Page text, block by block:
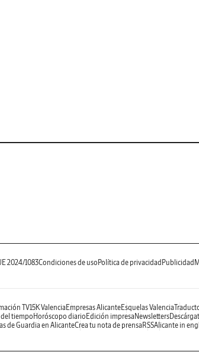
2024/1083Condiciones de uso Política de privacidad Publicidad
TV15K Valencia Empresas AlicanteEsquelas Valencia
tiempoHoróscopo diario Edición impresa Newsletters
de Guardia en AlicanteCrea tu nota de prensa RSSAlicante in